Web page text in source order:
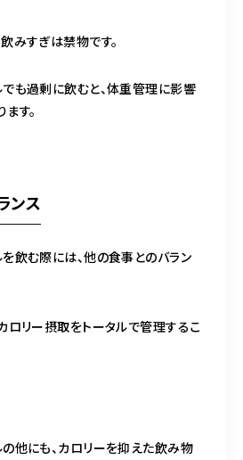
みすぎは禁物です。
も過剰に飲むと、体重管理に影響
す。
ンス
飲む際には、他の食事とのバラン
ロリー摂取をトータルで管理するこ
他にも、カロリーを抑えた飲み物